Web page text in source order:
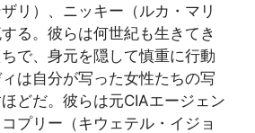
ザリ）、ニッキー（ルカ・マリ
る。彼らは何世紀も生きてき
で、身元を隠して慎重に行動
は自分が写った女性たちの写
どだ。彼らは元CIAエージェン
プリー（キウェテル・イジョ